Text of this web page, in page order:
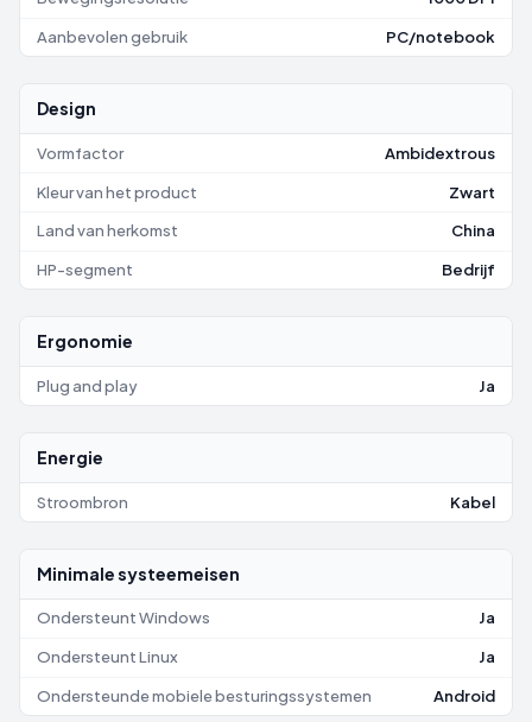
Aanbevolen gebruik PC/notebook
Design
Vormfactor Ambidextrous
Kleur van het product Zwart
Land van herkomst China
HP-segment Bedrijf
Ergonomie
Plug and play Ja
Energie
Stroombron Kabel
Minimale systeemeisen
Ondersteunt Windows Ja
Ondersteunt Linux Ja
Ondersteunde mobiele besturingssystemen Android